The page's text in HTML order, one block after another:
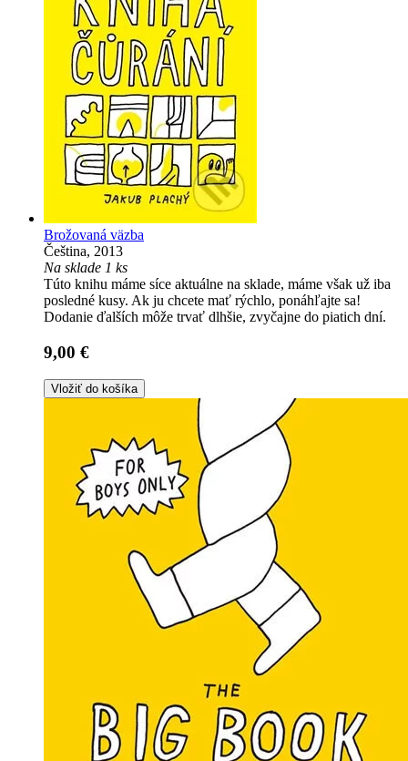
Brožovaná väzba
Čeština, 2013
Na sklade 1 ks
Túto knihu máme síce aktuálne na sklade, máme však už iba
posledné kusy. Ak ju chcete mať rýchlo, ponáhľajte sa!
Dodanie ďalších môže trvať dlhšie, zvyčajne do piatich dní.
9,00 €
Vložiť do košíka